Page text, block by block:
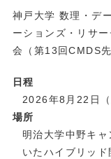
神戸大学 数理・デ
ーションズ・リサ
会（第13回CMDS
日程
2026年8月22日（
場所
明治大学中野キ
いたハイブリッド